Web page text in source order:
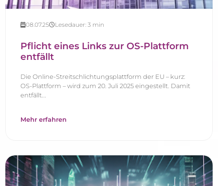
08.07.25 Lesedauer: 3 min
Pflicht eines Links zur OS-Plattform
entfällt
Die Online-Streitschlichtungsplattform der EU – kurz:
OS-Plattform – wird zum 20. Juli 2025 eingestellt. Damit
entfällt...
Mehr erfahren